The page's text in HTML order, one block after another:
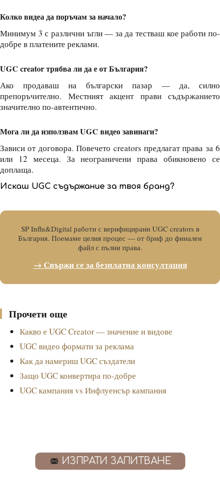
Колко видеа да поръчам за начало?
Минимум 3 с различни ъгли — за да тестваш кое работи по-
добре в платените реклами.
UGC creator трябва ли да е от България?
Ако продаваш на български пазар — да, силно
препоръчително. Местният акцент прави съдържанието
значително по-автентично.
Мога ли да използвам UGC видео завинаги?
Зависи от договора. Повечето creators предлагат права за 6
или 12 месеца. За неограничени права обикновено се
доплаща.
Искаш UGC съдържание за твоя бранд?
SP Influ&Digital работи с верифицирани UGC creators в
България. Поемаме целия процес — от бриф до финален
файл с пълни права.
→ Свържи се за безплатна консултация
Прочети още
Какво е UGC Creator — значение и видове
UGC видео формати за реклама
Как да намериш UGC създатели
Защо UGC конвертира по-добре
UGC кампания vs Инфлуенсър кампания
ИЗПРАТИ ЗАПИТВАНЕ